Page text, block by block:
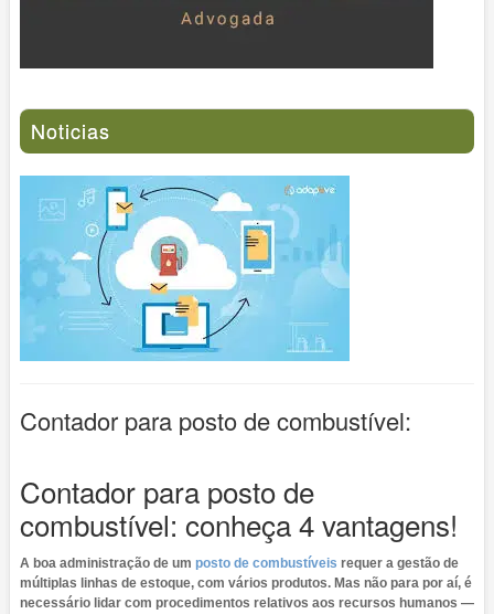
Noticias
Contador para posto de combustível:
Contador para posto de
combustível: conheça 4 vantagens!
A boa administração de um posto de combustíveis requer a gestão de
múltiplas linhas de estoque, com vários produtos. Mas não para por aí, é
necessário lidar com procedimentos relativos aos recursos humanos —